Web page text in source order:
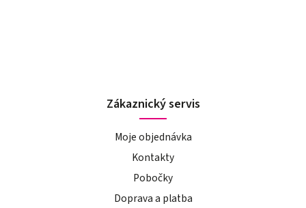
Zákaznický servis
Moje objednávka
Kontakty
Pobočky
Doprava a platba